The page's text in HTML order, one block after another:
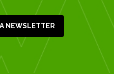
NEWSLETTER